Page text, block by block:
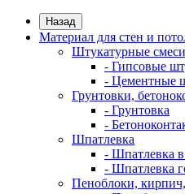
Назад
Материал для стен и
Штукатурные смеси
- Гипсовые
- Цементные
Грунтовки,
- Грунтовка
-
Шпатлевка
- Шпатлевка
- Шпатлевка
Пеноблоки,